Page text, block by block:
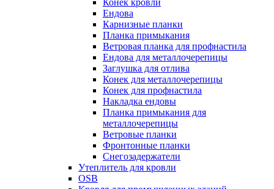
Конек кровли
Ендова
Карнизные планки
Планка примыкания
Ветровая планка для профнастила
Ендова для металлочерепицы
Заглушка для отлива
Конек для металлочерепицы
Конек для профнастила
Накладка ендовы
Планка примыкания для
металлочерепицы
Ветровые планки
Фронтонные планки
Снегозадержатели
Утеплитель для кровли
OSB